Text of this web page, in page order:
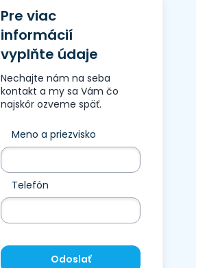
Pre viac
informácií
vyplňte údaje
Nechajte nám na seba
kontakt a my sa Vám čo
najskôr ozveme späť.
Meno a priezvisko
Telefón
Odoslať